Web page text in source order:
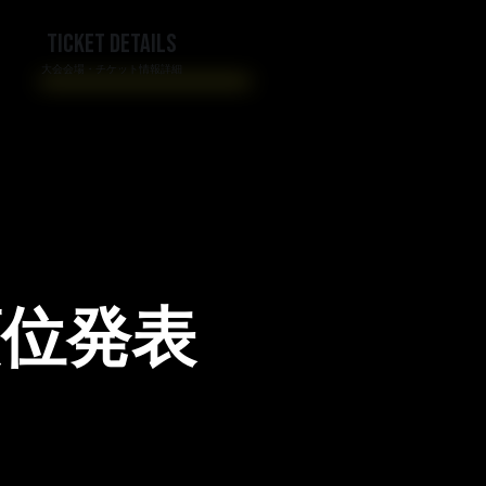
TICKET DETAILS
大会会場・チケット情報詳細
発表